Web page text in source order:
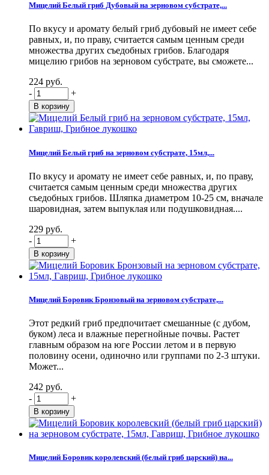
Мицелий Белый гриб Дубовый на зерновом субстрате,...
По вкусу и аромату белый гриб дубовый не имеет себе
равных, и, по праву, считается самым ценным среди
множества других съедобных грибов. Благодаря
мицелию грибов на зерновом субстрате, вы сможете...
224 руб.
-
+
Мицелий Белый гриб на зерновом субстрате, 15мл,...
По вкусу и аромату не имеет себе равных, и, по праву,
считается самым ценным среди множества других
съедобных грибов. Шляпка диаметром 10-25 см, вначале
шаровидная, затем выпуклая или подушковидная....
229 руб.
-
+
Мицелий Боровик Бронзовый на зерновом субстрате,...
Этот редкий гриб предпочитает смешанные (с дубом,
буком) леса и влажные перегнойные почвы. Растет
главным образом на юге России летом и в первую
половину осени, одиночно или группами по 2-3 штуки.
Может...
242 руб.
-
+
Мицелий Боровик королевский (белый гриб царский) на...